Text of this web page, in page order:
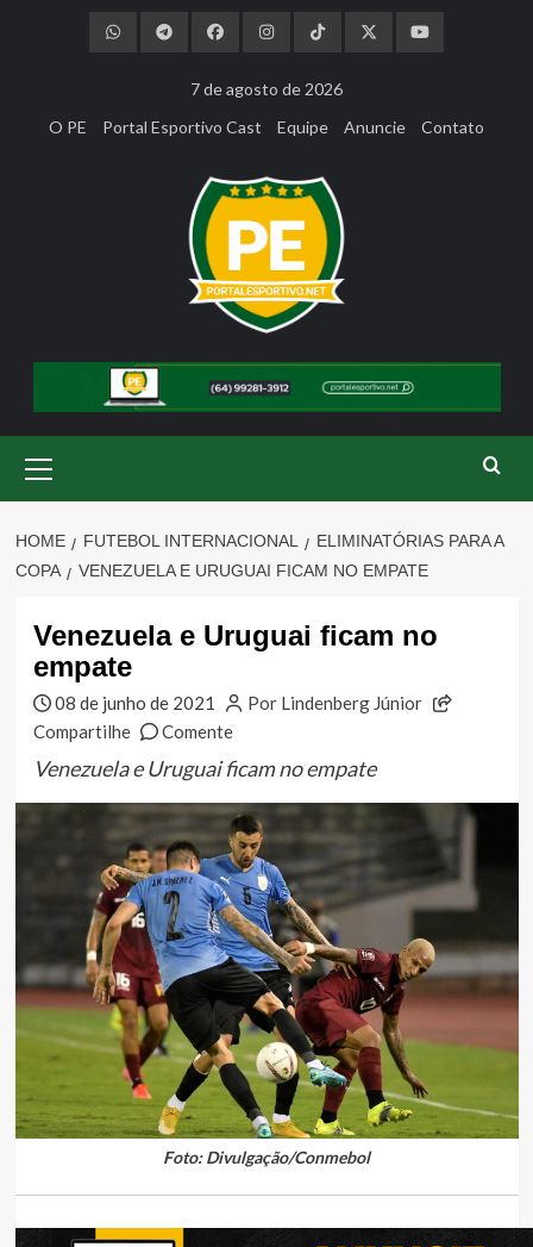
7 de agosto de 2026
O PE
Portal Esportivo Cast Equipe Anuncie Contato
Menu
HOME FUTEBOL INTERNACIONAL
ELIMINATÓRIAS PARA A
COPA
VENEZUELA E URUGUAI FICAM NO EMPATE
Venezuela e Uruguai ficam no
empate
08 de junho de 2021
Por Lindenberg Júnior
Compartilhe
Comente
Venezuela e Uruguai ficam no empate
Foto: Divulgação/Conmebol